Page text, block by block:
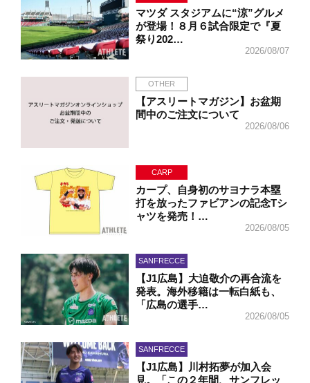
マツダ スタジアムに“涼”グルメ
が登場！８月６試合限定で『夏
祭り202…
2026/08/07
OTHER
【アスリートマガジン】お盆期
間中のご注文について
2026/08/06
CARP
カープ、自身初のサヨナラ本塁
打を放ったファビアンの記念Tシ
ャツを発売！…
2026/08/05
SANFRECCE
【J1広島】大迫敬介の再合流を
発表。海外移籍は一転白紙も、
「広島の選手…
2026/08/05
SANFRECCE
【J1広島】川村拓夢が加入会
見。「この２年間、サンフレッ